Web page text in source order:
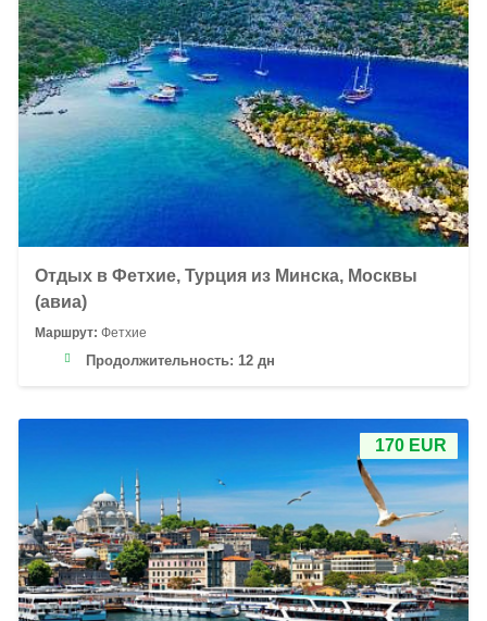
Отдых в Фетхие, Турция из Минска, Москвы
(авиа)
Маршрут: Фетхие
Продолжительность: 12 дн
170 EUR